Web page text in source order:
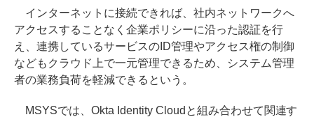
インターネットに接続できれば、社内ネットワークへ
アクセスすることなく企業ポリシーに沿った認証を行
え、連携しているサービスのID管理やアクセス権の制御
などもクラウド上で一元管理できるため、システム管理
者の業務負荷を軽減できるという。
MSYSでは、Okta Identity Cloudと組み合わせて関連す